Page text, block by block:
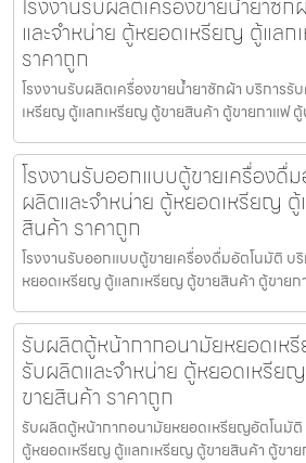
และจำหน่าย ตู้หยอดเหรียญ ตู้แล
ราคาถูก
โรงงานรับผลิตเครื่องขายน้ำยาซักผ้า บริการรั
เหรียญ ตู้แลกเหรียญ ตู้ขายสินค้า ตู้ขายกาแฟ
โรงงานรับออกแบบตู้ขายเครื่องดื่
ผลิตและจำหน่าย ตู้หยอดเหรียญ
สินค้า ราคาถูก
โรงงานรับออกแบบตู้ขายเครื่องดื่ม​อัตโนมัติ บ
หยอดเหรียญ ตู้แลกเหรียญ ตู้ขายสินค้า ตู้ขายก
รับผลิตตู้หน้ากากอนามัยหยอดเห
รับผลิตและจำหน่าย ตู้หยอดเหรี
ขายสินค้า ราคาถูก
รับผลิตตู้หน้ากากอนามัยหยอดเหรียญ​​​อัตโนมัติ
ตู้หยอดเหรียญ ตู้แลกเหรียญ ตู้ขายสินค้า ตู้ขาย